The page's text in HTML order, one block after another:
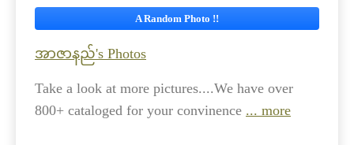
A Random Photo !!
အာဇာနည်'s Photos
Take a look at more pictures....We have over
800+ cataloged for your convinence ... more